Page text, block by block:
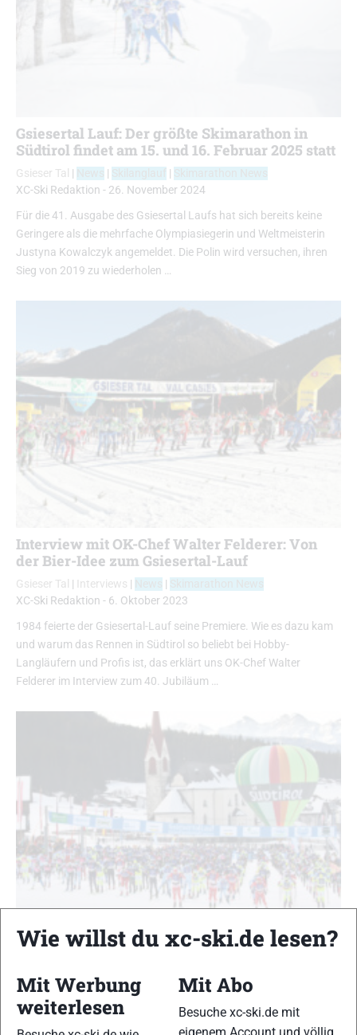
Gsiesertal Lauf: Der größte Skimarathon in
Südtirol findet am 15. und 16. Februar 2025 statt
Gsieser Tal | | |
XC-Ski Redaktion - 26. November 2024
Für die 41. Ausgabe des Gsiesertal Laufs hat sich bereits keine
Geringere als die mehrfache Olympiasiegerin und Weltmeisterin
Justyna Kowalczyk angemeldet. Die Polin wird versuchen, ihren
Sieg von 2019 zu wiederholen …
Interview mit OK-Chef Walter Felderer: Von
der Bier-Idee zum Gsiesertal-Lauf
Gsieser Tal | Interviews | |
XC-Ski Redaktion - 6. Oktober 2023
1984 feierte der Gsiesertal-Lauf seine Premiere. Wie es dazu kam
und warum das Rennen in Südtirol so beliebt bei Hobby-
Langläufern und Profis ist, das erklärt uns OK-Chef Walter
Felderer im Interview zum 40. Jubiläum …
Gsiesertal Lauf: Das war der größte
Gsieser Tal| News|Skilanglauf
Skimarathon News
Franziska Müller-19. Februar 2023
Wie willst du xc-ski.de lesen?
Mit Werbung
weiterlesen
Mit Abo
Besuche xc-ski.de mit